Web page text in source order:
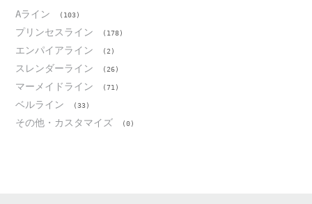
Aライン (103)
プリンセスライン (178)
エンパイアライン (2)
スレンダーライン (26)
マーメイドライン (71)
ベルライン (33)
その他・カスタマイズ (0)